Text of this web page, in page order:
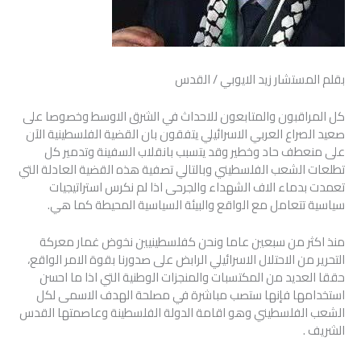
بقلم المستشار زيد الايوبي / القدس
كل المراقبون والمتابعون للاحداث في الشرق الاوسط وخصوصا على
صعيد الصراع العربي الاسرائيلي يتفقون بان القضية الفلسطينية الآن
على منعطف حاد وخطير وقد يتسبب بانقلاب السفينة وتدمير كل
تطلعات الشعب الفلسطيني وبالتالي تصفية هذه القضية العادلة التي
تعمدت بدماء الاف الشهداء والجرحى اذا لم نكرس استراتيجيات
سياسية تتعامل مع الواقع والبيئة السياسية المحيطة كما هي.
منذ اكثر من سبعين عاما ونحن كفلسطينيين نخوض غمار معركة
التحرير من الاحتلال الاسرائيلي الرابض على صدورنا بقوة الامر الواقع،
حققا العديد من المكتسبات والمنجزات الوطنية التي اذا ما احسن
استخدامها فإنها ستصب مباشرة في مصلحة الهدف الاسمى لكل
الشعب الفلسطيني وهو اقامة الدولة الفلسطينة وعاصمتها القدس
الشريف .